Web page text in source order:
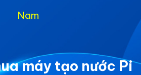
Nam
máy tạo nước Pi